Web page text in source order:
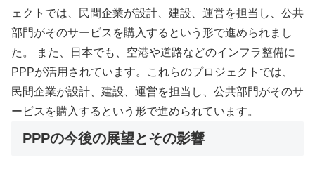
ェクトでは、民間企業が設計、建設、運営を担当し、公共
部門がそのサービスを購入するという形で進められまし
た。 また、日本でも、空港や道路などのインフラ整備に
PPPが活用されています。これらのプロジェクトでは、
民間企業が設計、建設、運営を担当し、公共部門がそのサ
ービスを購入するという形で進められています。
PPPの今後の展望とその影響